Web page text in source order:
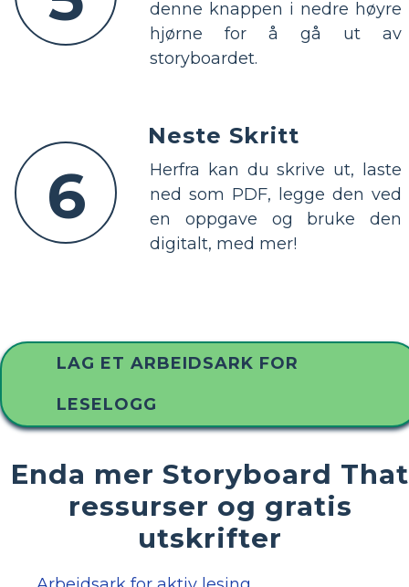
denne knappen i nedre høyre
hjørne for å gå ut av
storyboardet.
6
Neste Skritt
Herfra kan du skrive ut, laste
ned som PDF, legge den ved
en oppgave og bruke den
digitalt, med mer!
LAG ET ARBEIDSARK FOR
LESELOGG
Enda mer Storyboard That
ressurser og gratis
utskrifter